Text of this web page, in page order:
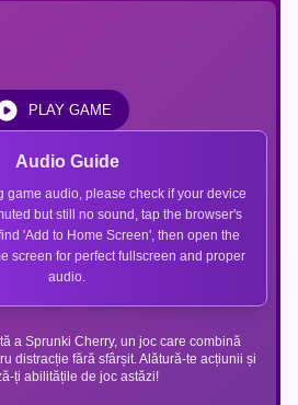
a Sprunki Cherry, un joc care combină
distracție fără sfârșit. Alătură-te acțiunii și
ți abilitățile de joc astăzi!
Audio Guide
game audio, please check if your device
but still no sound, tap the browser's
'Add to Home Screen', then open the
screen for perfect fullscreen and proper
audio.
PLAY GAME